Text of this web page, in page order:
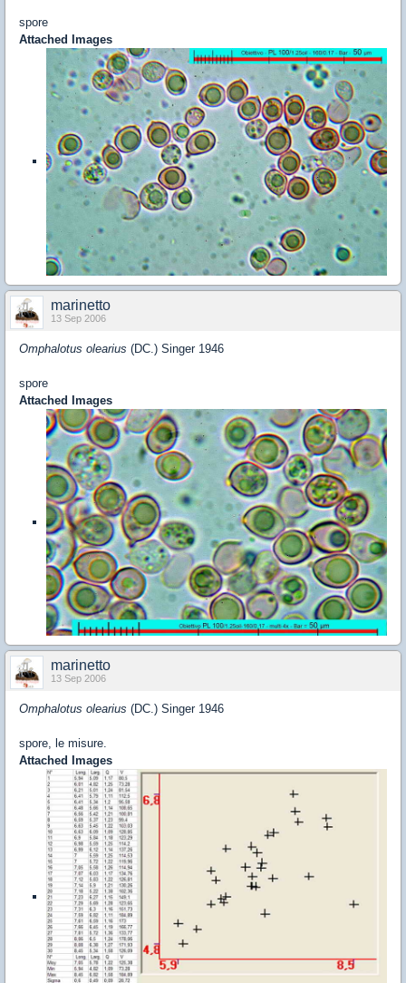
spore
Attached Images
marinetto
13 Sep 2006
Omphalotus olearius (DC.) Singer 1946
spore
Attached Images
marinetto
13 Sep 2006
Omphalotus olearius (DC.) Singer 1946
spore, le misure.
Attached Images